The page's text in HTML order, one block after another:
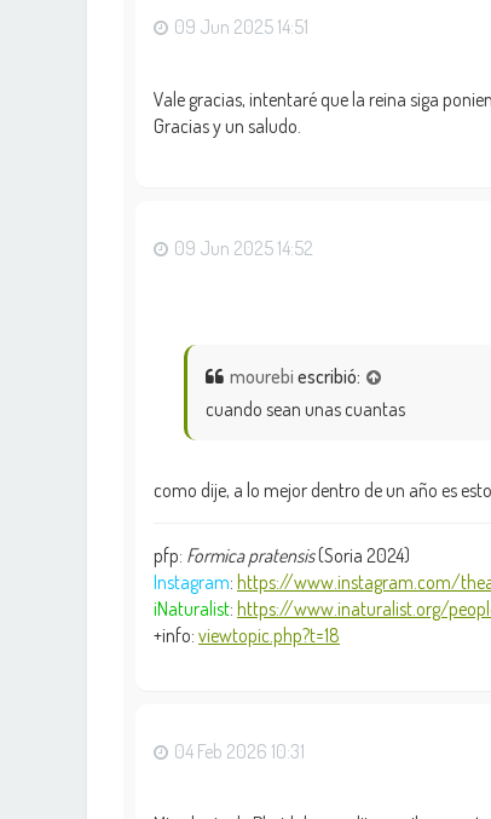
09 Jun 2025 14:51
Vale gracias, intentaré que la reina siga
Gracias y un saludo.
09 Jun 2025 14:52
mourebi escribió:
cuando sean unas cuantas
como dije, a lo mejor dentro de un año es
pfp: Formica pratensis(Soria 2024)
Instagram: https://www.instagram.com/
iNaturalist: https://www.inaturalist.org/
+info: viewtopic.php?t=18
04 Feb 2026 10:31